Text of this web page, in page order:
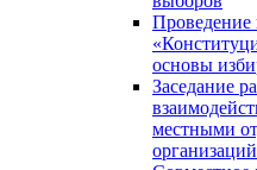
Проведение
основы
Заседание
местными